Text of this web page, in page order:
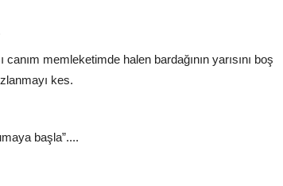
canım memleketimde halen bardağının yarısını boş
kes.
başla”....